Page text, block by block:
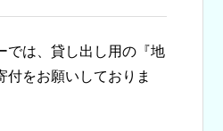
では、貸し出し用の『地
付をお願いしておりま